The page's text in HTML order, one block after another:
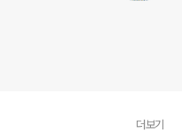
더보기